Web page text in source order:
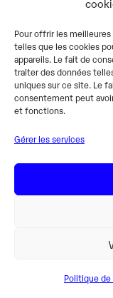
Pour offrir les
telles que les cookies
appareils. Le fait de
traiter des données
uniques sur ce site. Le
consentement peut
et fonctions.
Gérer les services
Politique